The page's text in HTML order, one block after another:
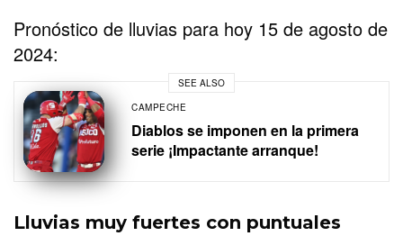
Pronóstico de lluvias para hoy 15 de agosto de
2024:
SEE ALSO
CAMPECHE
Diablos se imponen en la primera
serie ¡Impactante arranque!
Lluvias muy fuertes con puntuales